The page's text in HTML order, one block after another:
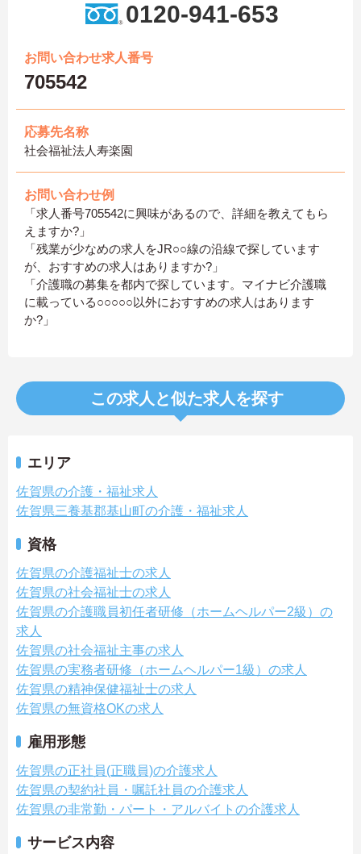
0120-941-653
お問い合わせ求人番号
705542
応募先名称
社会福祉法人寿楽園
お問い合わせ例
「求人番号705542に興味があるので、詳細を教えてもら
えますか?」
「残業が少なめの求人をJR○○線の沿線で探しています
が、おすすめの求人はありますか?」
「介護職の募集を都内で探しています。マイナビ介護職
に載っている○○○○○以外におすすめの求人はあります
か?」
この求人と似た求人を探す
エリア
佐賀県の介護・福祉求人
佐賀県三養基郡基山町の介護・福祉求人
資格
佐賀県の介護福祉士の求人
佐賀県の社会福祉士の求人
佐賀県の介護職員初任者研修（ホームヘルパー2級）の
求人
佐賀県の社会福祉主事の求人
佐賀県の実務者研修（ホームヘルパー1級）の求人
佐賀県の精神保健福祉士の求人
佐賀県の無資格OKの求人
雇用形態
佐賀県の正社員(正職員)の介護求人
佐賀県の契約社員・嘱託社員の介護求人
佐賀県の非常勤・パート・アルバイトの介護求人
サービス内容